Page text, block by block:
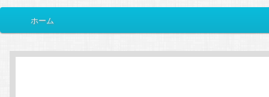
イ
メ
イ
サ
ブ
ホーム